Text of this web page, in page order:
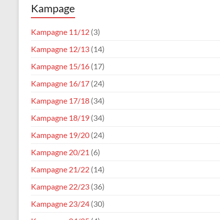
Karneval
Verein
1954
e.V.
Kampage
Kampagne 11/12 (3)
Kampagne 12/13 (14)
Kampagne 15/16 (17)
Kampagne 16/17 (24)
Kampagne 17/18 (34)
Kampagne 18/19 (34)
Kampagne 19/20 (24)
Kampagne 20/21 (6)
Kampagne 21/22 (14)
Kampagne 22/23 (36)
Kampagne 23/24 (30)